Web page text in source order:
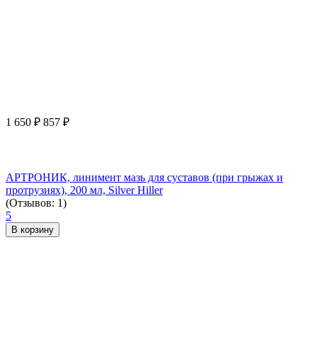
1 650 ₽ 857 ₽
АРТРОНИК, линимент мазь для суставов (при грыжах и
протрузиях), 200 мл, Silver Hiller
(Отзывов: 1)
5
В корзину